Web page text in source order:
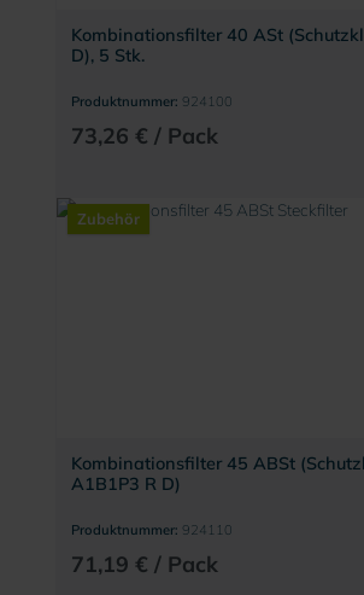
Kombinationsfilter 40 ASt
D), 5 Stk.
Produktnummer: 924100
73,26 € / Pack
Zubehör
Kombinationsfilter 45 ABSt
A1B1P3 R D)
Produktnummer: 924110
71,19 € / Pack